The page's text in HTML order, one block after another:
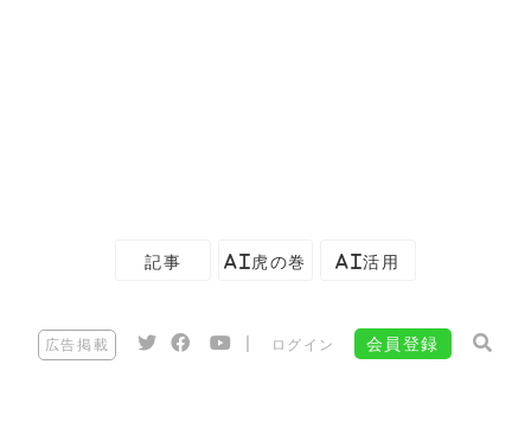
記事 AI虎の巻 AI活用
広告掲載 ログイン 会員登録